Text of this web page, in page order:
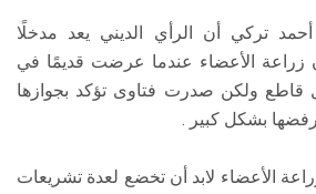
تركي أن الرأي الديني يعد مدخلًا
زراعة الأعضاء عندما عرضت قديمًا في
قاطع ولكن صدرت فتاوى تؤكد بجوازها
بشكل كبير .
الأعضاء لابد أن تخضع لعدة تشريعات